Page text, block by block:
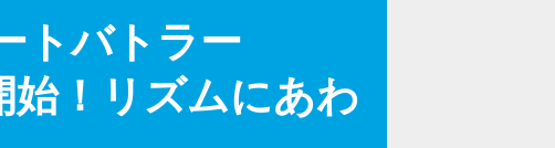
トバトラー
！リズムにあわ